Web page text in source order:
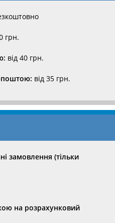
грн.
від 40 грн.
від 35 грн.
замовлення (тільки
на розрахунковий